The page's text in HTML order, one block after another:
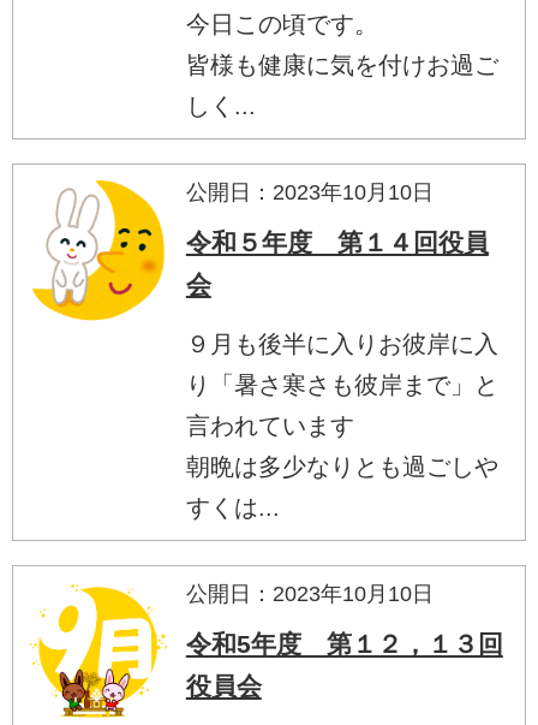
今日この頃です。
皆様も健康に気を付けお過ご
しく...
公開日：2023年10月10日
令和５年度 第１４回役員
会
９月も後半に入りお彼岸に入
り「暑さ寒さも彼岸まで」と
言われています
朝晩は多少なりとも過ごしや
すくは...
公開日：2023年10月10日
令和5年度 第１２，１３回
役員会